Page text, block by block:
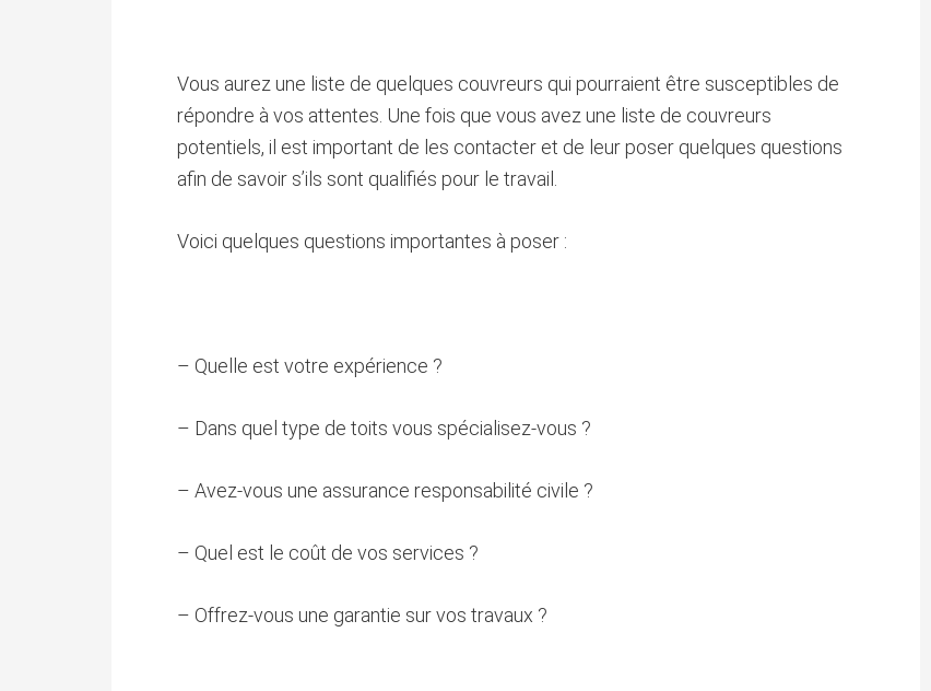
Vous aurez une liste de quelques couvreurs qui pourraient être susceptibles de
répondre à vos attentes. Une fois que vous avez une liste de couvreurs
potentiels, il est important de les contacter et de leur poser quelques questions
afin de savoir s’ils sont qualifiés pour le travail.
Voici quelques questions importantes à poser :
– Quelle est votre expérience ?
– Dans quel type de toits vous spécialisez-vous ?
– Avez-vous une assurance responsabilité civile ?
– Quel est le coût de vos services ?
– Offrez-vous une garantie sur vos travaux ?